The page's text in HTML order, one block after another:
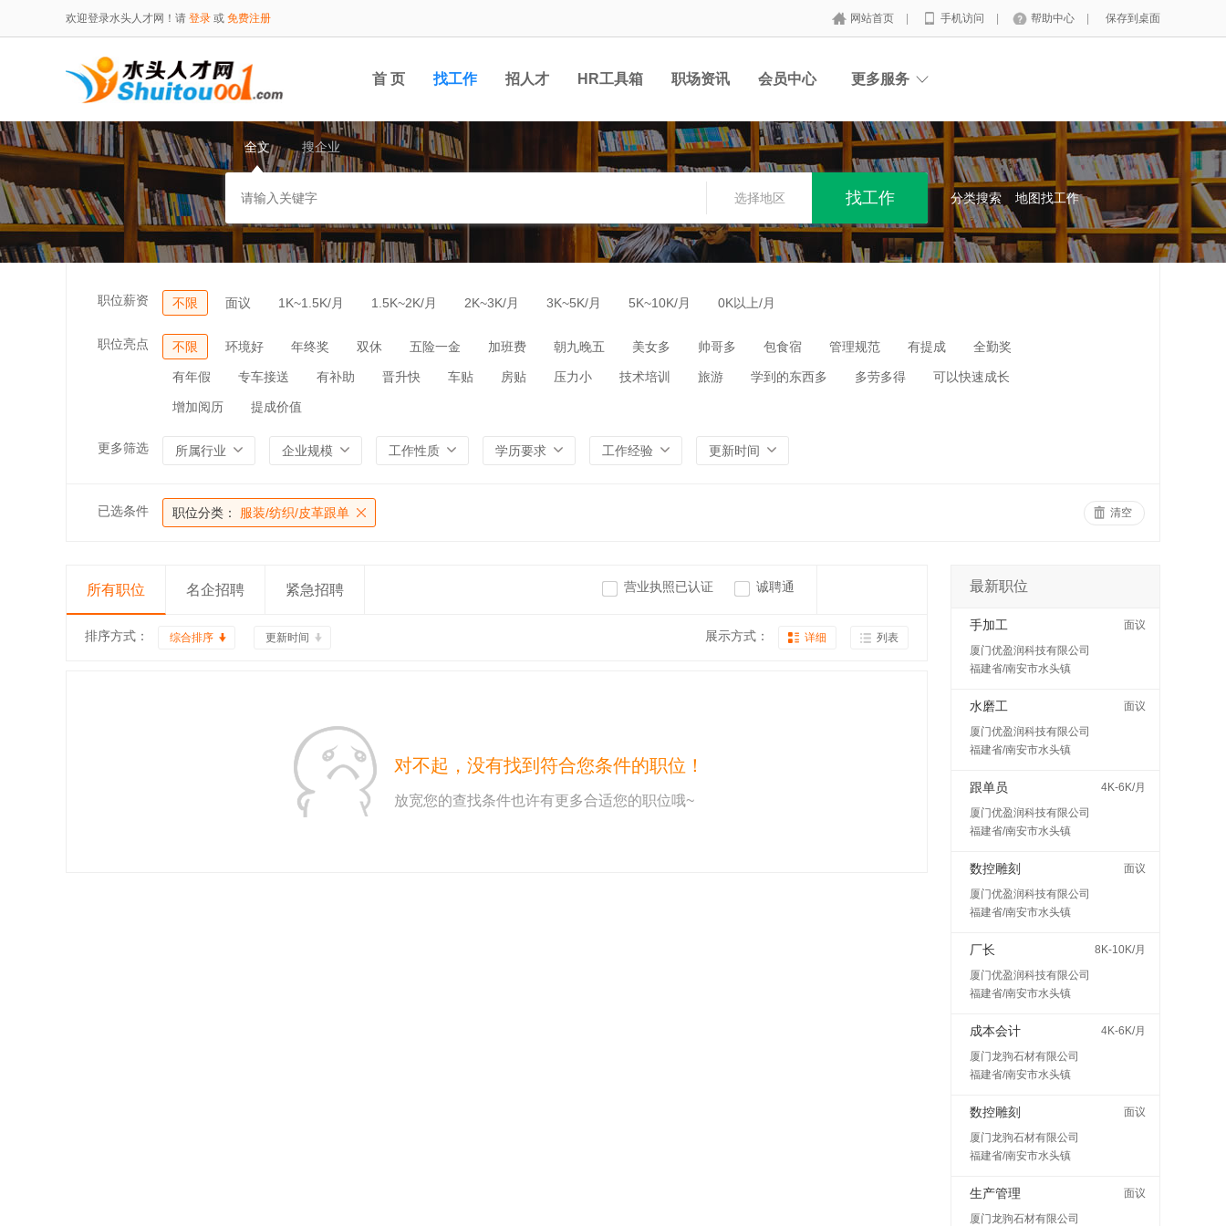
欢迎登录水头人才网！请 登录 或 免费注册 网站首页 手机访问 帮助中心 保存到桌面
首 页 找工作 招人才 HR工具箱 职场资讯 会员中心 更多服务
全文 搜企业
选择地区 分类搜索 地图找工作
职位薪资 不限 面议 1K~1.5K/月 1.5K~2K/月 2K~3K/月 3K~5K/月 5K~10K/月 0K以上/月
职位亮点 不限 环境好 年终奖 双休 五险一金 加班费 朝九晚五 美女多 帅哥多 包食宿 管理规范 有提成 全勤奖
有年假 专车接送 有补助 晋升快 车贴 房贴 压力小 技术培训 旅游 学到的东西多 多劳多得 可以快速成长
增加阅历 提成价值
更多筛选 所属行业 企业规模 工作性质 学历要求 工作经验 更新时间
已选条件 职位分类： 服装/纺织/皮革跟单 清空
所有职位 名企招聘 紧急招聘 营业执照已认证 诚聘通
排序方式： 综合排序 更新时间 展示方式： 详细 列表
对不起，没有找到符合您条件的职位！
放宽您的查找条件也许有更多合适您的职位哦~
最新职位
手加工
面议
厦门优盈润科技有限公司
福建省/南安市水头镇
水磨工
面议
厦门优盈润科技有限公司
福建省/南安市水头镇
跟单员
4K-6K/月
厦门优盈润科技有限公司
福建省/南安市水头镇
数控雕刻
面议
厦门优盈润科技有限公司
福建省/南安市水头镇
厂长
8K-10K/月
厦门优盈润科技有限公司
福建省/南安市水头镇
成本会计
4K-6K/月
厦门龙驹石材有限公司
福建省/南安市水头镇
数控雕刻
面议
厦门龙驹石材有限公司
福建省/南安市水头镇
生产管理
面议
厦门龙驹石材有限公司